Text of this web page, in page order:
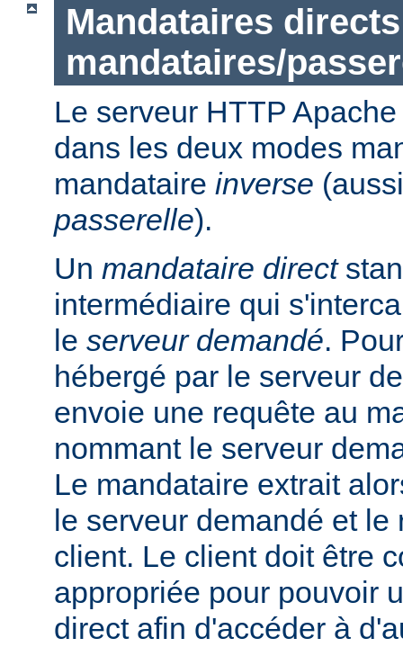
Mandataires
mandataires/
Le serveur HTTP
dans les deux modes
mandataire inverse
passerelle).
Un mandataire direct
intermédiaire qui
le serveur demandé.
hébergé par le serveur
envoie une requête au
nommant le serveur
Le mandataire extrait
le serveur demandé et
client. Le client doit être
appropriée pour pouvoir
direct afin d'accéder à